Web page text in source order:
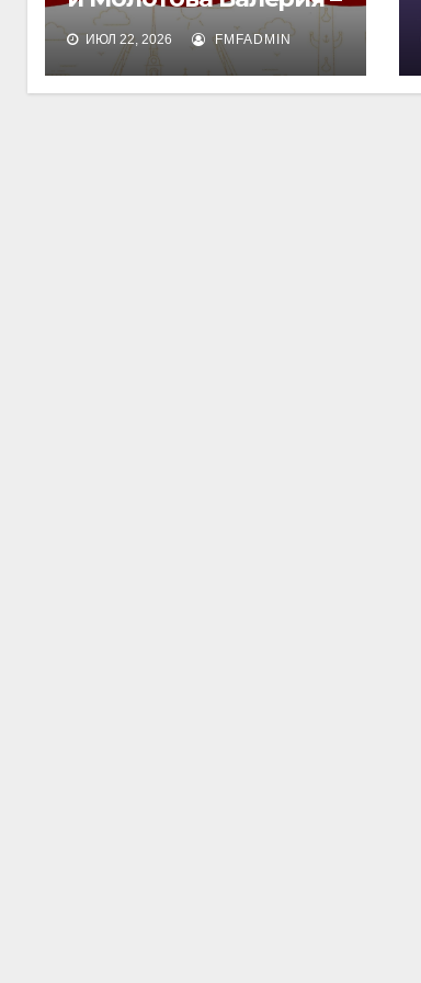
лауреаты
международного
конкурса талантов
ИЮЛ 22, 2026 FMFADMIN